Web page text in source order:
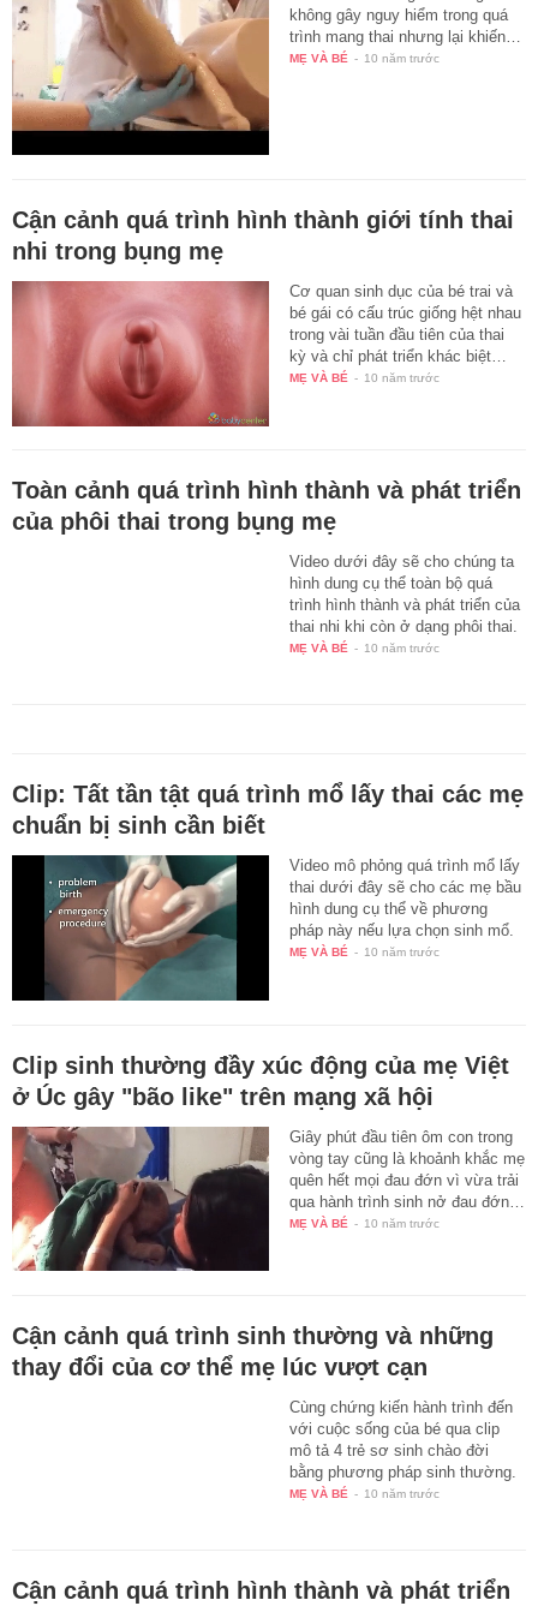
không gây nguy hiểm trong quá
trình mang thai nhưng lại khiến…
MẸ VÀ BÉ - 10 năm trước
Cận cảnh quá trình hình thành giới tính thai
nhi trong bụng mẹ
Cơ quan sinh dục của bé trai và
bé gái có cấu trúc giống hệt nhau
trong vài tuần đầu tiên của thai
kỳ và chỉ phát triển khác biệt…
MẸ VÀ BÉ - 10 năm trước
Toàn cảnh quá trình hình thành và phát triển
của phôi thai trong bụng mẹ
Video dưới đây sẽ cho chúng ta
hình dung cụ thể toàn bộ quá
trình hình thành và phát triển của
thai nhi khi còn ở dạng phôi thai.
MẸ VÀ BÉ - 10 năm trước
Clip: Tất tần tật quá trình mổ lấy thai các mẹ
chuẩn bị sinh cần biết
Video mô phỏng quá trình mổ lấy
thai dưới đây sẽ cho các mẹ bầu
hình dung cụ thể về phương
pháp này nếu lựa chọn sinh mổ.
MẸ VÀ BÉ - 10 năm trước
Clip sinh thường đầy xúc động của mẹ Việt
ở Úc gây "bão like" trên mạng xã hội
Giây phút đầu tiên ôm con trong
vòng tay cũng là khoảnh khắc mẹ
quên hết mọi đau đớn vì vừa trải
qua hành trình sinh nở đau đớn…
MẸ VÀ BÉ - 10 năm trước
Cận cảnh quá trình sinh thường và những
thay đổi của cơ thể mẹ lúc vượt cạn
Cùng chứng kiến hành trình đến
với cuộc sống của bé qua clip
mô tả 4 trẻ sơ sinh chào đời
bằng phương pháp sinh thường.
MẸ VÀ BÉ - 10 năm trước
Cận cảnh quá trình hình thành và phát triển